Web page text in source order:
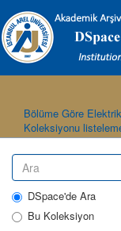
Bölüme Göre
Koleksiyonu
DSpace'de Ara
Bu Koleksiyon